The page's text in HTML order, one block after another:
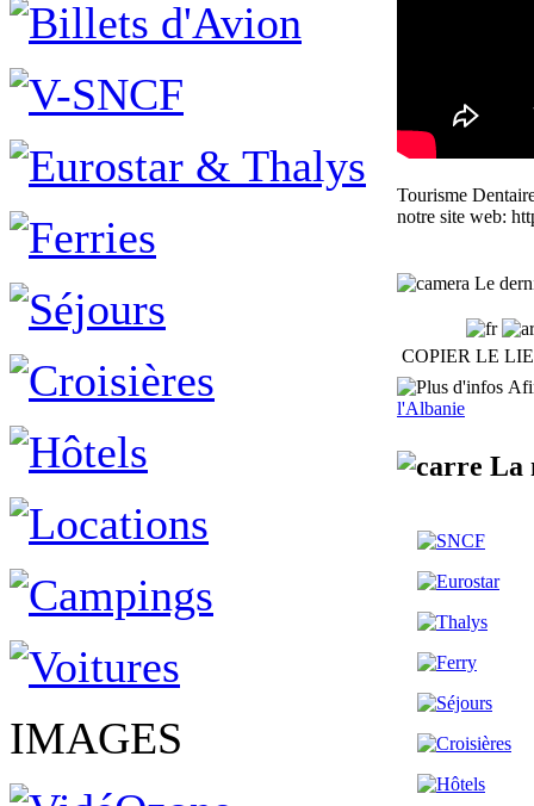
IMAGES
Tourisme
notre site web:
Le
COPIER LE
l'Albanie
La